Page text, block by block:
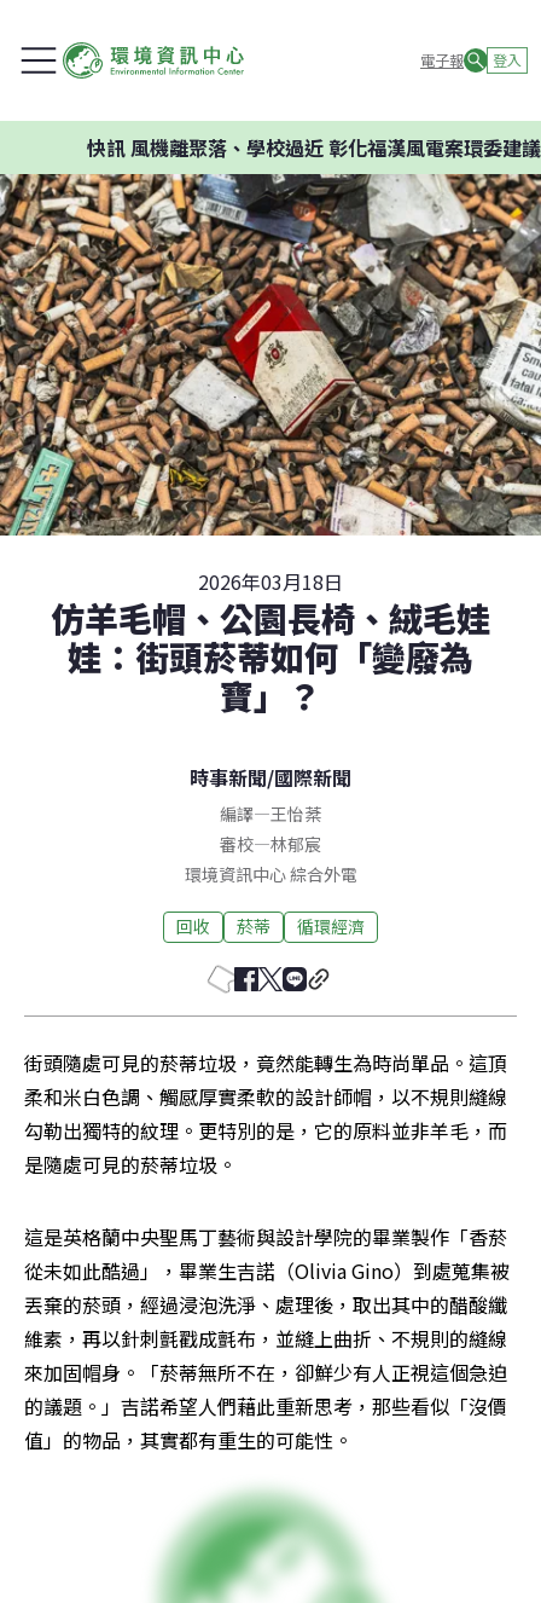
電子報 登入
風機離聚落、學校過近 彰化福漢風電案環委建議不應
2026年03月18日
仿羊毛帽、公園長椅、絨毛娃
娃：街頭菸蒂如何「變廢為
寶」？
時事新聞/國際新聞
編譯—王怡棻
審校—林郁宸
環境資訊中心 綜合外電
回收 菸蒂 循環經濟
街頭隨處可見的菸蒂垃圾，竟然能轉生為時尚單品。這頂
柔和米白色調、觸感厚實柔軟的設計師帽，以不規則縫線
勾勒出獨特的紋理。更特別的是，它的原料並非羊毛，而
是隨處可見的菸蒂垃圾。
這是英格蘭中央聖馬丁藝術與設計學院的畢業製作「香菸
從未如此酷過」，畢業生吉諾（Olivia Gino）到處蒐集被
丟棄的菸頭，經過浸泡洗淨、處理後，取出其中的醋酸纖
維素，再以針刺氈戳成氈布，並縫上曲折、不規則的縫線
來加固帽身。「菸蒂無所不在，卻鮮少有人正視這個急迫
的議題。」吉諾希望人們藉此重新思考，那些看似「沒價
值」的物品，其實都有重生的可能性。